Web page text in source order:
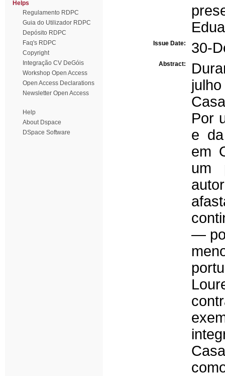
Helps
Regulamento RDPC
Guia do Utilizador RDPC
Depósito RDPC
Faq's RDPC
Copyright
Integração CV DeGóis
Workshop Open Access
Open Access Declarations
Newsletter Open Access
Help
About Dspace
DSpace Software
Issue Date: 30-
Abstract:
Por
e
em
um
—